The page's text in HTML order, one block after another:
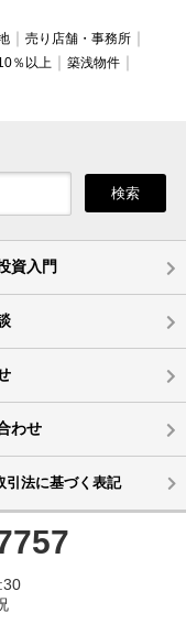
売り店舗・事務所
％以上
築浅物件
検索
資入門
わせ
引法に基づく表記